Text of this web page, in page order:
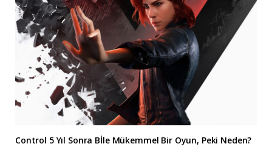
Control 5 Yıl Sonra Bİle Mükemmel Bir Oyun, Peki Neden?